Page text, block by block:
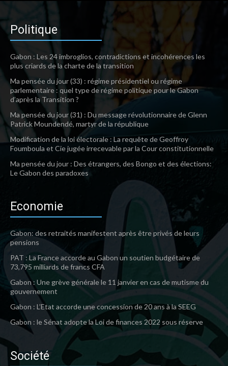
Politique
Gabon : Les 24 imbroglios, contradictions et incohérences les
plus criards de la charte de la transition
Ma pensée du jour (33) : régime présidentiel ou régime
parlementaire : quel type de régime politique pour le Gabon
d’après la Transition ?
Ma pensée du jour (31) : Du message révolutionnaire de Glenn
Patrick Moundendé, martyr de la république
Modification de la loi électorale : La requête de Geoffroy
Foumboula et Cie jugée irrecevable par la Cour constitutionnelle
Ma pensée du jour : Des étrangers, des Bongo et des élections:
Le Gabon des paradoxes
Economie
Gabon: des retraités manifestent après être privés de leurs
pensions
PAT : La France accorde au Gabon un soutien budgétaire de
73,795 milliards de francs CFA
Gabon : Une grève générale le 11 janvier en cas de mutisme du
gouvernement
Gabon : L’Etat accorde une concession de 20 ans à la SEEG
Gabon : le Sénat adopte la Loi de finances 2022 sous réserve
Société